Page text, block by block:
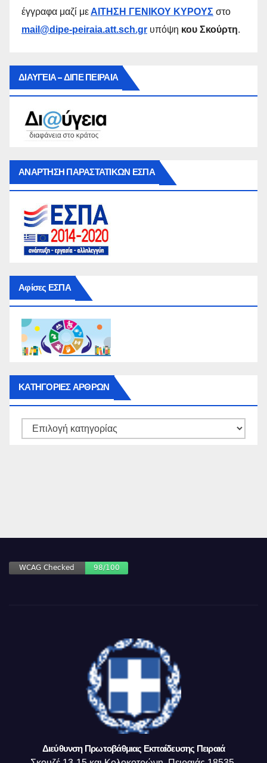
έγγραφα μαζί μεΑΙΤΗΣΗ ΓΕΝΙΚΟΥ ΚΥΡΟΥΣ στο
mail@dipe-peiraia.att.sch.gr υπόψη κου Σκούρτη.
ΔΙΑΥΓΕΙΑ – ΔΙΠΕ ΠΕΙΡΑΙΑ
ΑΝΑΡΤΗΣΗ ΠΑΡΑΣΤΑΤΙΚΩΝ ΕΣΠΑ
Αφίσες ΕΣΠΑ
ΚΑΤΗΓΟΡΙΕΣ ΑΡΘΡΩΝ
ΚΑΤΗΓΟΡΙΕΣ
Διεύθυνση Πρωτοβάθμιας Εκπαίδευσης Πειραιά